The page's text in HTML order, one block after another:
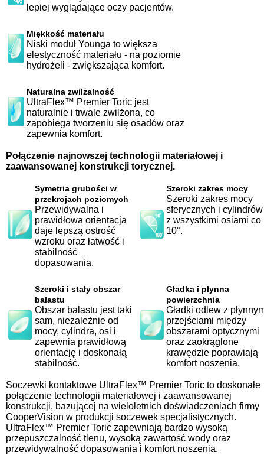
lepiej wyglądające oczy pacjentów.
Miękkość materiału
Niski moduł Younga to większa
elestyczność materiału - na poziomie
hydrożeli - zwiększająca komfort.
Naturalna zwilżalność
UltraFlex™ Premier Toric jest
naturalnie i trwale zwilżona, co
zapobiega tworzeniu się osadów oraz
zapewnia komfort.
Połączenie najnowszej technologii materiałowej i
zaawansowanej konstrukcji torycznej.
Symetria grubości w
przekrojach poziomych
Przewidywalna i
prawidłowa orientacja
daje lepszą ostrość
wzroku oraz łatwość i
stabilność
dopasowania.
Szeroki zakres mocy
Szeroki zakres mocy
sferycznych i cylindrów
z wszystkimi osiami co
10°.
Szeroki i stały obszar
balastu
Obszar balastu jest taki
sam, niezależnie od
mocy, cylindra, osi i
zapewnia prawidłową
orientację i doskonałą
stabilność.
Gładka i płynna
powierzchnia
Gładki odlew z
przejściami między
obszarami optycznymi
oraz zaokrąglone
krawędzie poprawiają
komfort noszenia.
Soczewki kontaktowe UltraFlex™ Premier Toric to doskonałe
połączenie technologii materiałowej i zaawansowanej
konstrukcji, bazującej na wieloletnich doświadczeniach firmy
CooperVision w produkcji soczewek specjalistycznych.
UltraFlex™ Premier Toric zapewniają bardzo wysoką
przepuszczalność tlenu, wysoką zawartość wody oraz
przewidywalność dopasowania i komfort noszenia.